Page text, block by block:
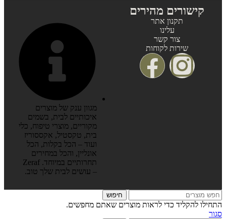
קישורים מהירים
תקנון אתר
עלינו
צור קשר
שירות לקוחות
מגוון ענק של מוצרים
איכותיים לבית, בשמים
מקוריים, מוצרי טיפוח, כלי
בית, טקסטיל, אקססוריז
ועוד – הכל בקלות, הכל
אונליין, והכל במחירים
תחרותיים במיוחד. Zeraf
– עושים לבית שלך טוב.
חיפוש
התחילו להקליד כדי לראות מוצרים שאתם מחפשים.
סגור